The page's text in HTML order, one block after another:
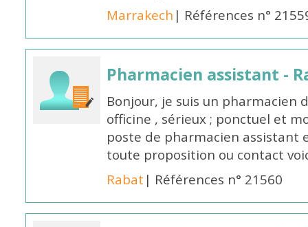
Marrakech | Références n°
Pharmacien assistant -
Bonjour, je suis un pharmacien
officine , sérieux ; ponctuel et
poste de pharmacien
toute proposition ou contact
Rabat | Références n° 21560